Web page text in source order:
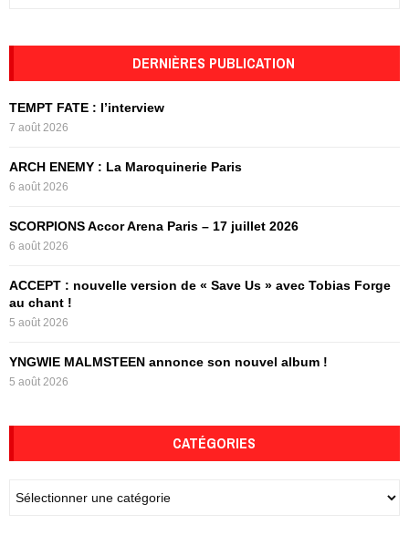
o
r
DERNIÈRES PUBLICATION
TEMPT FATE : l’interview
7 août 2026
ARCH ENEMY : La Maroquinerie Paris
6 août 2026
SCORPIONS Accor Arena Paris – 17 juillet 2026
6 août 2026
ACCEPT : nouvelle version de « Save Us » avec Tobias Forge
au chant !
5 août 2026
YNGWIE MALMSTEEN annonce son nouvel album !
5 août 2026
CATÉGORIES